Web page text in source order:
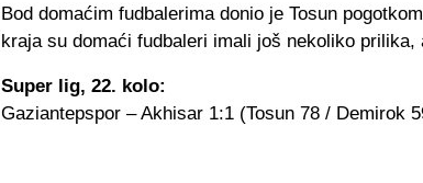
Bod domaćim fudbalerima donio je Tosun
kraja su domaći fudbaleri imali još nekoliko
Super lig, 22. kolo:
Gaziantepspor – Akhisar 1:1 (Tosun 78 / Demirok